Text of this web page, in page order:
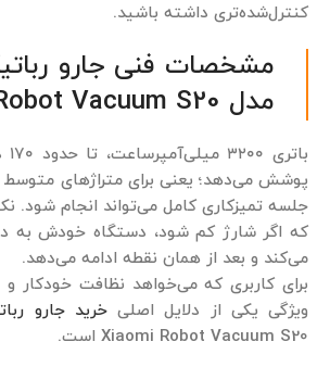
کنترل‌شده‌تری داشته باشید.
مشخصات فنی جارو
مدل Xiaomi Robot Vacuum S20
پوشش می‌دهد؛ یعنی برای متراژهای متوسط
جلسه تمیزکاری کامل می‌تواند انجام شود.
که اگر شارژ کم شود، دستگاه خودش به
می‌کند و بعد از همان نقطه ادامه می‌دهد.
برای کاربری که می‌خواهد نظافت خودکار و
ویژگی یکی از دلایل اصلیخرید جارو
Xiaomi Robot Vacuum S20 است.